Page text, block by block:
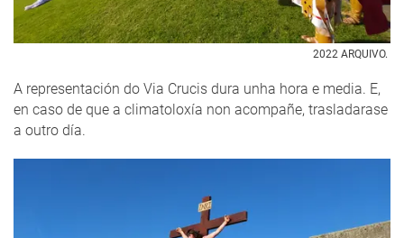
2022 ARQUIVO.
A representación do Via Crucis dura unha hora e media. E,
en caso de que a climatoloxía non acompañe, trasladarase
a outro día.